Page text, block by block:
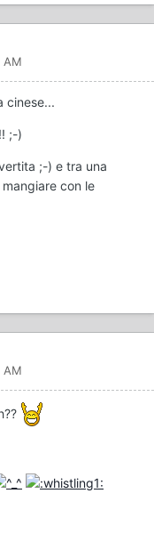
AM
cinese...
;-)
;-) e tra una
con le
AM